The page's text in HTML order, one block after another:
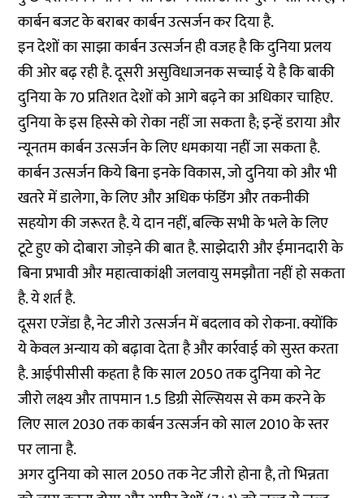
कार्बन बजट के बराबर कार्बन उत्सर्जन कर दिया है.
इन देशों का साझा कार्बन उत्सर्जन ही वजह है कि दुनिया प्रलय
की ओर बढ़ रही है. दूसरी असुविधाजनक सच्चाई ये है कि बाकी
दुनिया के 70 प्रतिशत देशों को आगे बढ़ने का अधिकार चाहिए.
दुनिया के इस हिस्से को रोका नहीं जा सकता है; इन्हें डराया और
न्यूनतम कार्बन उत्सर्जन के लिए धमकाया नहीं जा सकता है.
कार्बन उत्सर्जन किये बिना इनके विकास, जो दुनिया को और भी
खतरे में डालेगा, के लिए और अधिक फंडिंग और तकनीकी
सहयोग की जरूरत है. ये दान नहीं, बल्कि सभी के भले के लिए
टूटे हुए को दोबारा जोड़ने की बात है. साझेदारी और ईमानदारी के
बिना प्रभावी और महात्वाकांक्षी जलवायु समझौता नहीं हो सकता
है. ये शर्त है.
दूसरा एजेंडा है, नेट जीरो उत्सर्जन में बदलाव को रोकना. क्योंकि
ये केवल अन्याय को बढ़ावा देता है और कार्रवाई को सुस्त करता
है. आईपीसीसी कहता है कि साल 2050 तक दुनिया को नेट
जीरो लक्ष्य और तापमान 1.5 डिग्री सेल्सियस से कम करने के
लिए साल 2030 तक कार्बन उत्सर्जन को साल 2010 के स्तर
पर लाना है.
अगर दुनिया को साल 2050 तक नेट जीरो होना है, तो भिन्नता